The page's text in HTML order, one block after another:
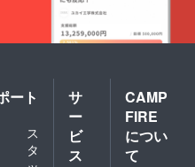
いで
す。)
ート
ス
タ
サ
ー
ビ
ス
CAMP
FIRE
につい
て